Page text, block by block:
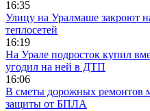
16:35
Улицу на Уралмаше закроют
теплосетей
16:19
На Урале подросток купил
угодил на ней в ДТП
16:06
В сметы дорожных ремонтов
защиты от БПЛА